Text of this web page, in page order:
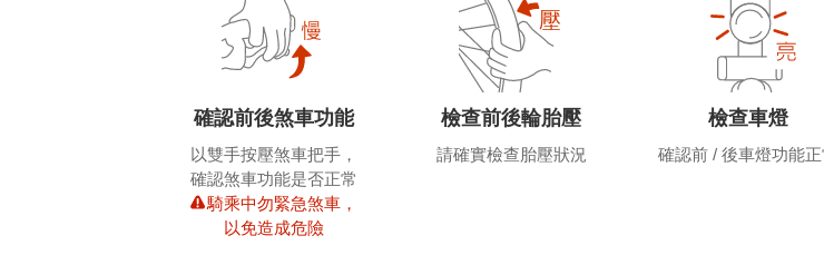
確認前後煞車功能
以雙手按壓煞車把手，
確認煞車功能是否正常
騎乘中勿緊急煞車，
以免造成危險
檢查前後輪胎壓
請確實檢查胎壓狀況
檢查車燈
確認前 / 後車燈功能正